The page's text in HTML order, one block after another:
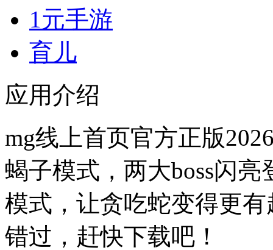
1元手游
育儿
应用介绍
mg线上首页官方正版
蝎子模式，两大boss闪
模式，让贪吃蛇变得更
错过，赶快下载吧！